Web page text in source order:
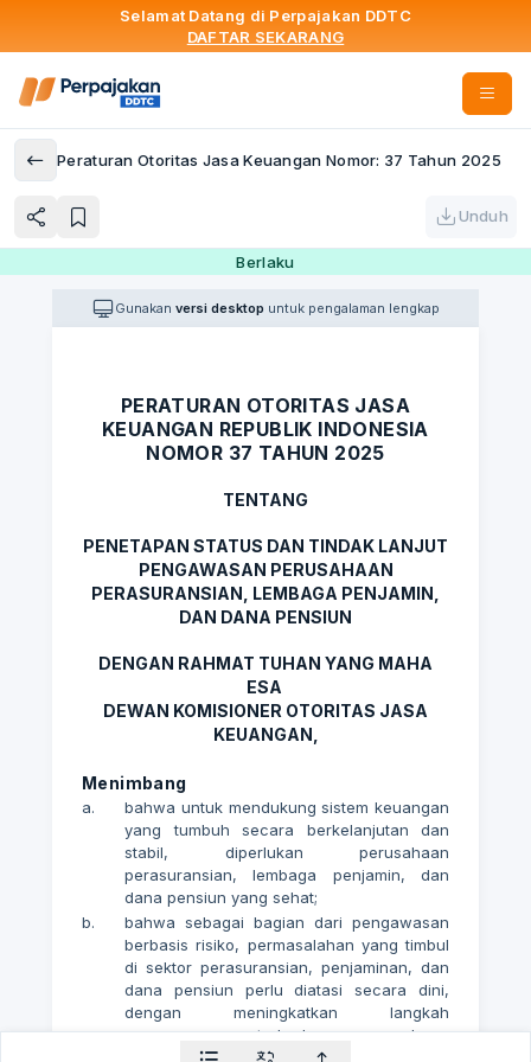
Selamat Datang di Perpajakan DDTC
DAFTAR SEKARANG
Peraturan Otoritas Jasa Keuangan Nomor: 37 Tahun 2025
Unduh
Berlaku
Gunakan versi desktop untuk pengalaman lengkap
PERATURAN OTORITAS JASA
KEUANGAN REPUBLIK INDONESIA
NOMOR 37 TAHUN 2025
TENTANG
PENETAPAN STATUS DAN TINDAK LANJUT
PENGAWASAN PERUSAHAAN
PERASURANSIAN, LEMBAGA PENJAMIN,
DAN DANA PENSIUN
DENGAN RAHMAT TUHAN YANG MAHA
ESA
DEWAN KOMISIONER OTORITAS JASA
KEUANGAN,
Menimbang
a.
bahwa untuk mendukung sistem keuangan
yang tumbuh secara berkelanjutan dan
stabil, diperlukan perusahaan
perasuransian, lembaga penjamin, dan
dana pensiun yang sehat;
b.
bahwa sebagai bagian dari pengawasan
berbasis risiko, permasalahan yang timbul
di sektor perasuransian, penjaminan, dan
dana pensiun perlu diatasi secara dini,
dengan meningkatkan langkah
pengawasan terhadap perusahaan
perasuransian, lembaga penjamin, dan